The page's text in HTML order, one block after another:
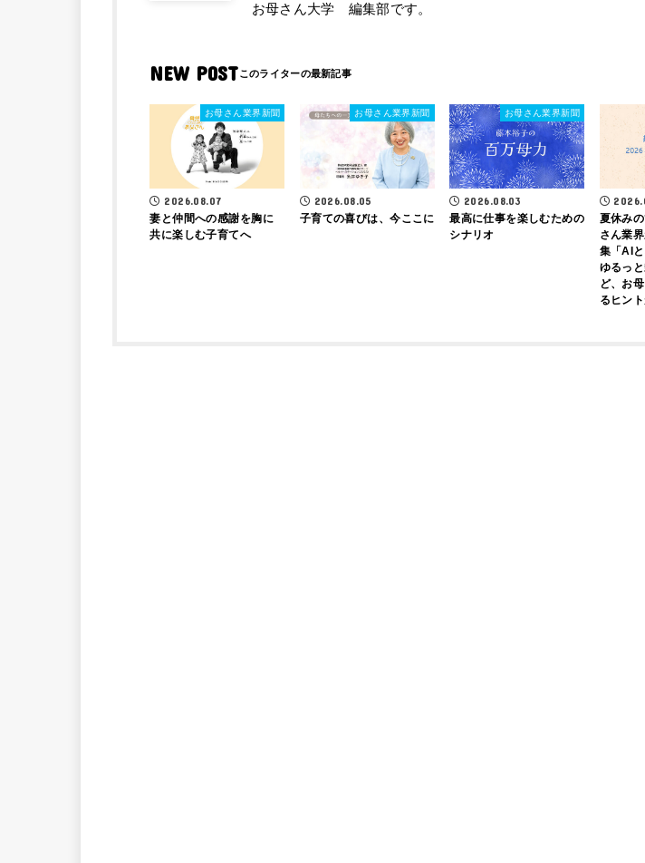
お母さん大学 編集部です。
NEW POST
お母さん業界新聞
2026.08.07
妻と仲間への感謝を胸に
共に楽しむ子育てへ
お母さん業界新聞
2026.08.05
子育ての喜びは、今ここに
お母さん業界新聞
2026.08.03
最高に仕事を楽しむための
シナリオ
夏休み
さん業
集「AI
ゆるっ
ど、お
るヒント